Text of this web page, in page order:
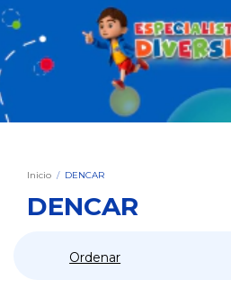
Inicio / DENCAR
DENCAR
Ordenar